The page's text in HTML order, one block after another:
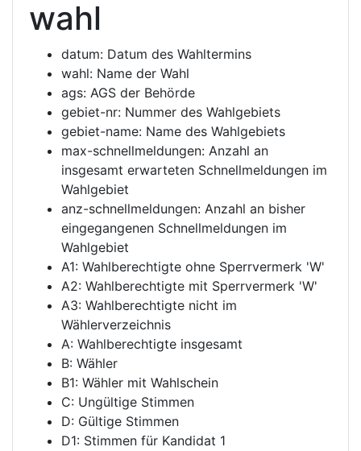
wahl
datum: Datum des Wahltermins
wahl: Name der Wahl
ags: AGS der Behörde
gebiet-nr: Nummer des Wahlgebiets
gebiet-name: Name des Wahlgebiets
max-schnellmeldungen: Anzahl an
insgesamt erwarteten Schnellmeldungen im
Wahlgebiet
anz-schnellmeldungen: Anzahl an bisher
eingegangenen Schnellmeldungen im
Wahlgebiet
A1: Wahlberechtigte ohne Sperrvermerk 'W'
A2: Wahlberechtigte mit Sperrvermerk 'W'
A3: Wahlberechtigte nicht im
Wählerverzeichnis
A: Wahlberechtigte insgesamt
B: Wähler
B1: Wähler mit Wahlschein
C: Ungültige Stimmen
D: Gültige Stimmen
D1: Stimmen für Kandidat 1